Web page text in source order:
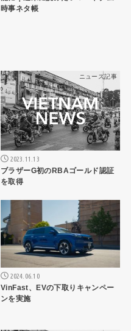
時事ネタ帳
ニュース記事
2023.11.13
ブラザーG初のRBAゴールド認証
を取得
ニュース記事
2024.06.10
VinFast、EVの下取りキャンペー
ンを実施